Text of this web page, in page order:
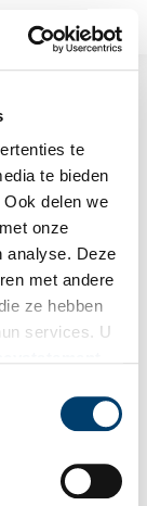
te
te bieden
delen we
onze
analyse. Deze
met andere
ze hebben
services. U